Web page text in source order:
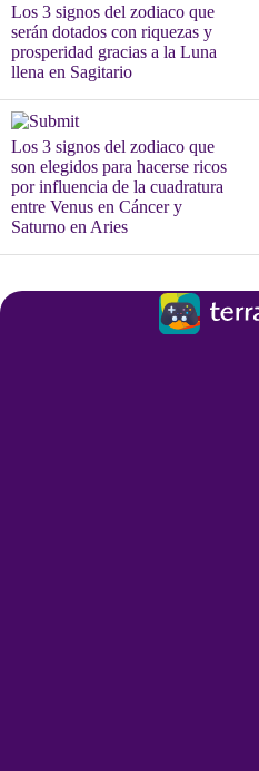
Los 3 signos del zodiaco que
serán dotados con riquezas y
prosperidad gracias a la Luna
llena en Sagitario
Los 3 signos del zodiaco que
son elegidos para hacerse ricos
por influencia de la cuadratura
entre Venus en Cáncer y
Saturno en Aries